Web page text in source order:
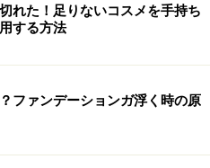
？」と思ったことはありま
固くなってしまっていると
ても表面がテカテカするば
いことも。
れた！足りないコスメを手持ち
する方法
ファンデーションガ浮く時の原